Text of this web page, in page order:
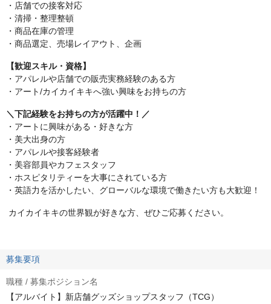
・店舗での接客対応
・清掃・整理整頓
・商品在庫の管理
・商品選定、売場レイアウト、企画
【歓迎スキル・資格】
・アパレルや店舗での販売実務経験のある方
・アート/カイカイキキへ強い興味をお持ちの方
＼下記経験をお持ちの方が活躍中！／
・アートに興味がある・好きな方
・美大出身の方
・アパレルや接客経験者
・美容部員やカフェスタッフ
・ホスピタリティーを大事にされている方
・英語力を活かしたい、グローバルな環境で働きたい方も大歓迎！
カイカイキキの世界観が好きな方、ぜひご応募ください。
募集要項
職種 / 募集ポジション名
【アルバイト】新店舗グッズショップスタッフ（TCG）